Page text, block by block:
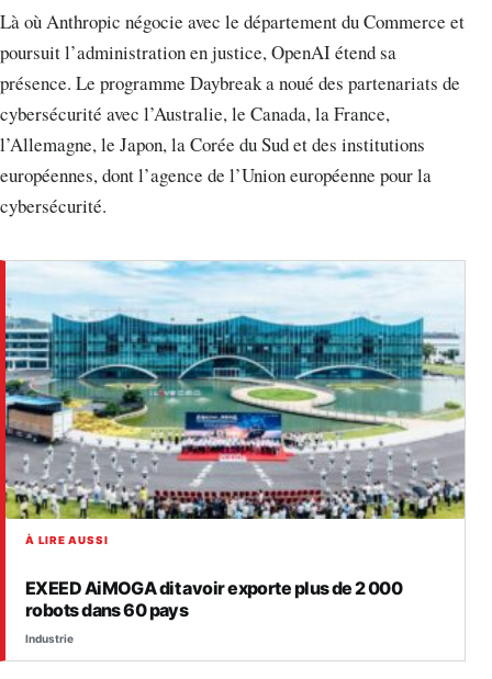
Là où Anthropic négocie avec le département du Commerce et
poursuit l’administration en justice, OpenAI étend sa
présence. Le programme Daybreak a noué des partenariats de
cybersécurité avec l’Australie, le Canada, la France,
l’Allemagne, le Japon, la Corée du Sud et des institutions
européennes, dont l’agence de l’Union européenne pour la
cybersécurité.
À LIRE AUSSI
EXEED AiMOGA dit avoir exporte plus de 2 000
robots dans 60 pays
Industrie